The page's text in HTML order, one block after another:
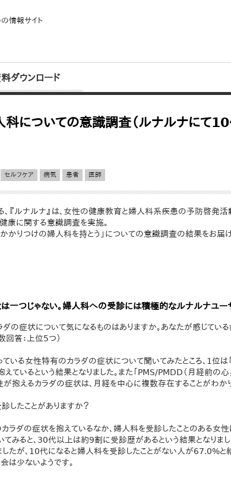
情報サイト
ダウンロード
科についての意識調査（ルナルナにて
セルフケア 病気 患者 医師
、『ルナルナ』は、女性の健康教育と婦人科系疾患の予防啓発
康に関する意識調査を実施。
かりつけの婦人科を持とう」についての意識調査の結果をお届け
一つじゃない。婦人科への受診には積極的なルナルナユー
の症状について気になるものはありますか。あなたが感じてい
回答：上位5つ）
いる女性特有のカラダの症状について聞いてみたところ、1位は
ているという結果となりました。また「PMS/PMDD（月経前の
抱えるカラダの症状は、月経を中心に複数存在することがわか
したことがありますか？
ラダの症状を抱えているなか、婦人科を受診したことのある女性
みると、30代以上は約9割に受診歴があるという結果となりまし
たが、10代になると婦人科を受診したことがない人が67.0%と
は少ないようです。